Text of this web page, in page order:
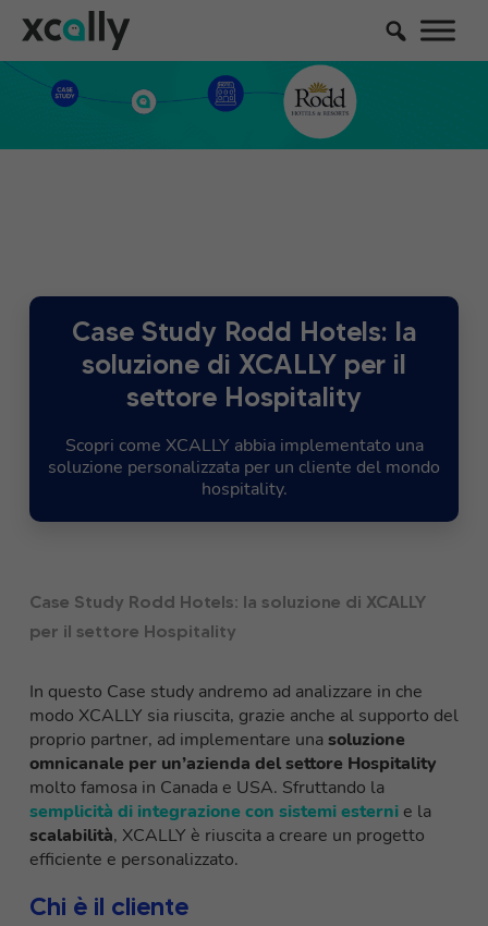
Case Study Rodd Hotels: la
soluzione di XCALLY per il
settore Hospitality
Scopri come XCALLY abbia implementato una
soluzione personalizzata per un cliente del mondo
hospitality.
Case Study Rodd Hotels: la soluzione di XCALLY
per il settore Hospitality
In questo Case study andremo ad analizzare in che
modo XCALLY sia riuscita, grazie anche al supporto del
proprio partner, ad implementare unasoluzione
omnicanale per un’azienda del settore Hospitality
molto famosa in Canada e USA. Sfruttando la
semplicità di integrazione con sistemi esterni e la
scalabilità, XCALLY è riuscita a creare un progetto
efficiente e personalizzato.
Chi è il cliente